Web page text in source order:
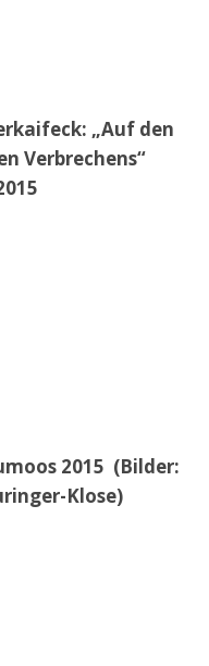
„Auf den
Verbrechens“
2015 (Bilder:
Klose)